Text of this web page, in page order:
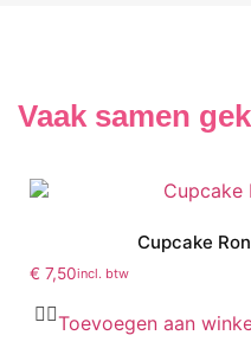
Vaak samen
Cupcake
€ 7,50incl. btw
Toevoegen aan